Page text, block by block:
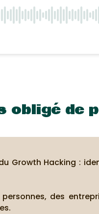
obligé de
Growth Hacking :
des